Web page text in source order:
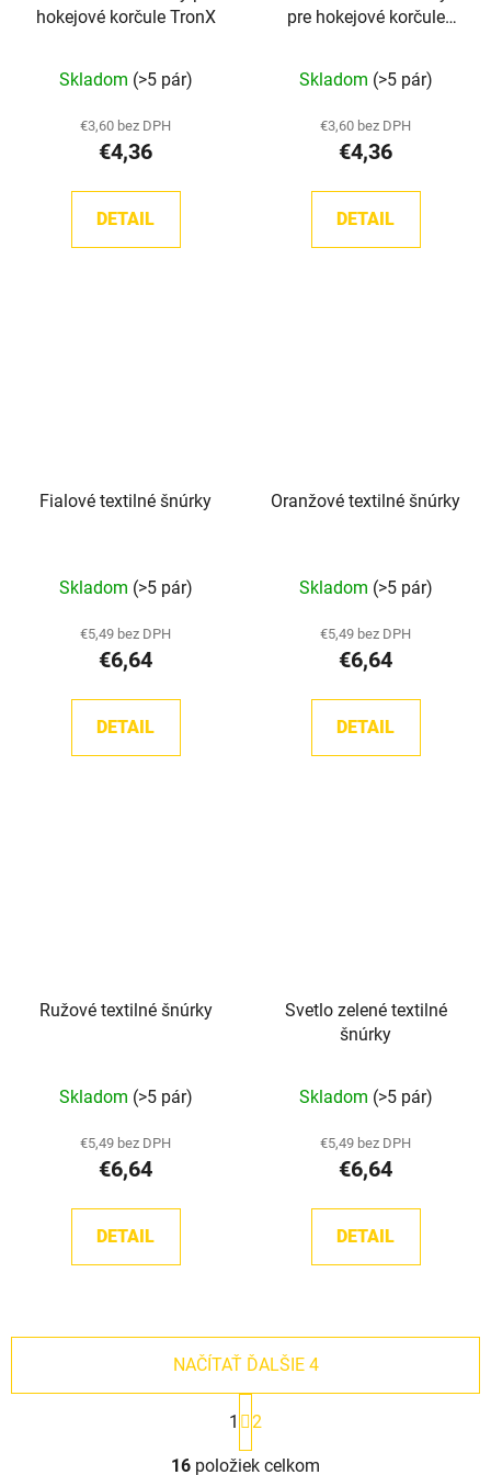
hokejové korčule TronX
Skladom (>5 pár)
€3,60 bez DPH
€4,36
DETAIL
pre hokejové korčule
Skladom (>5 pár)
€3,60 bez DPH
€4,36
DETAIL
Fialové textilné šnúrky
Skladom (>5 pár)
€5,49 bez DPH
€6,64
DETAIL
Oranžové textilné šnúrky
Skladom (>5 pár)
€5,49 bez DPH
€6,64
DETAIL
Ružové textilné šnúrky
Skladom (>5 pár)
€5,49 bez DPH
€6,64
DETAIL
Svetlo zelené textilné
šnúrky
Skladom (>5 pár)
€5,49 bez DPH
€6,64
DETAIL
O
NAČÍTAŤ ĎALŠIE 4
t
r
á
1 2
16 položiek celkom